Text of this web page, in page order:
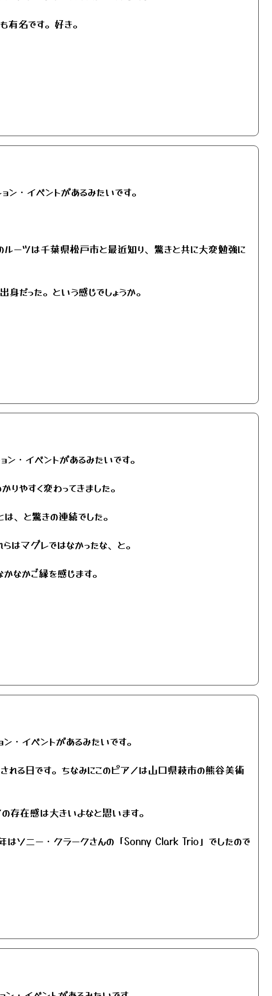
有名です。好き。
・イベントがあるみたいです。
ーツは千葉県松戸市と最近知り、驚きと共に大変勉強に
だった。という感じでしょうか。
・イベントがあるみたいです。
やすく変わってきました。
、と驚きの連続でした。
マグレではなかったな、と。
なかご縁を感じます。
イベントがあるみたいです。
る日です。ちなみにこのピアノは山口県萩市の熊谷美術
存在感は大きいよなと思います。
はソニー・クラークさんの「Sonny Clark Trio」でしたので